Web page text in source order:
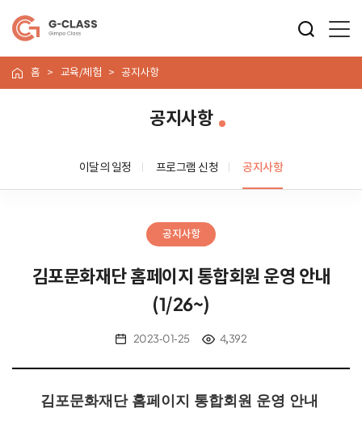
홈 교육/체험 공지사항
공지사항
이달의 일정 프로그램 신청 공지사항
공지사항
김포문화재단 홈페이지 ​통합회원 운영 안내
(1/26~)
2023-01-25 4,392
김포문화재단 홈페이지 통합회원 운영 안내